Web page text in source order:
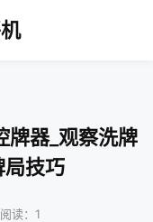
牌器_观察洗牌
技巧
读：1